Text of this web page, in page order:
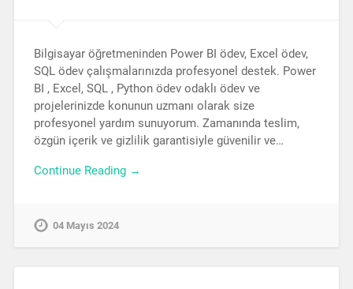
Bilgisayar öğretmeninden Power BI ödev, Excel ödev,
SQL ödev çalışmalarınızda profesyonel destek. Power
BI , Excel, SQL , Python ödev odaklı ödev ve
projelerinizde konunun uzmanı olarak size
profesyonel yardım sunuyorum. Zamanında teslim,
özgün içerik ve gizlilik garantisiyle güvenilir ve…
Continue Reading →
04 Mayıs 2024